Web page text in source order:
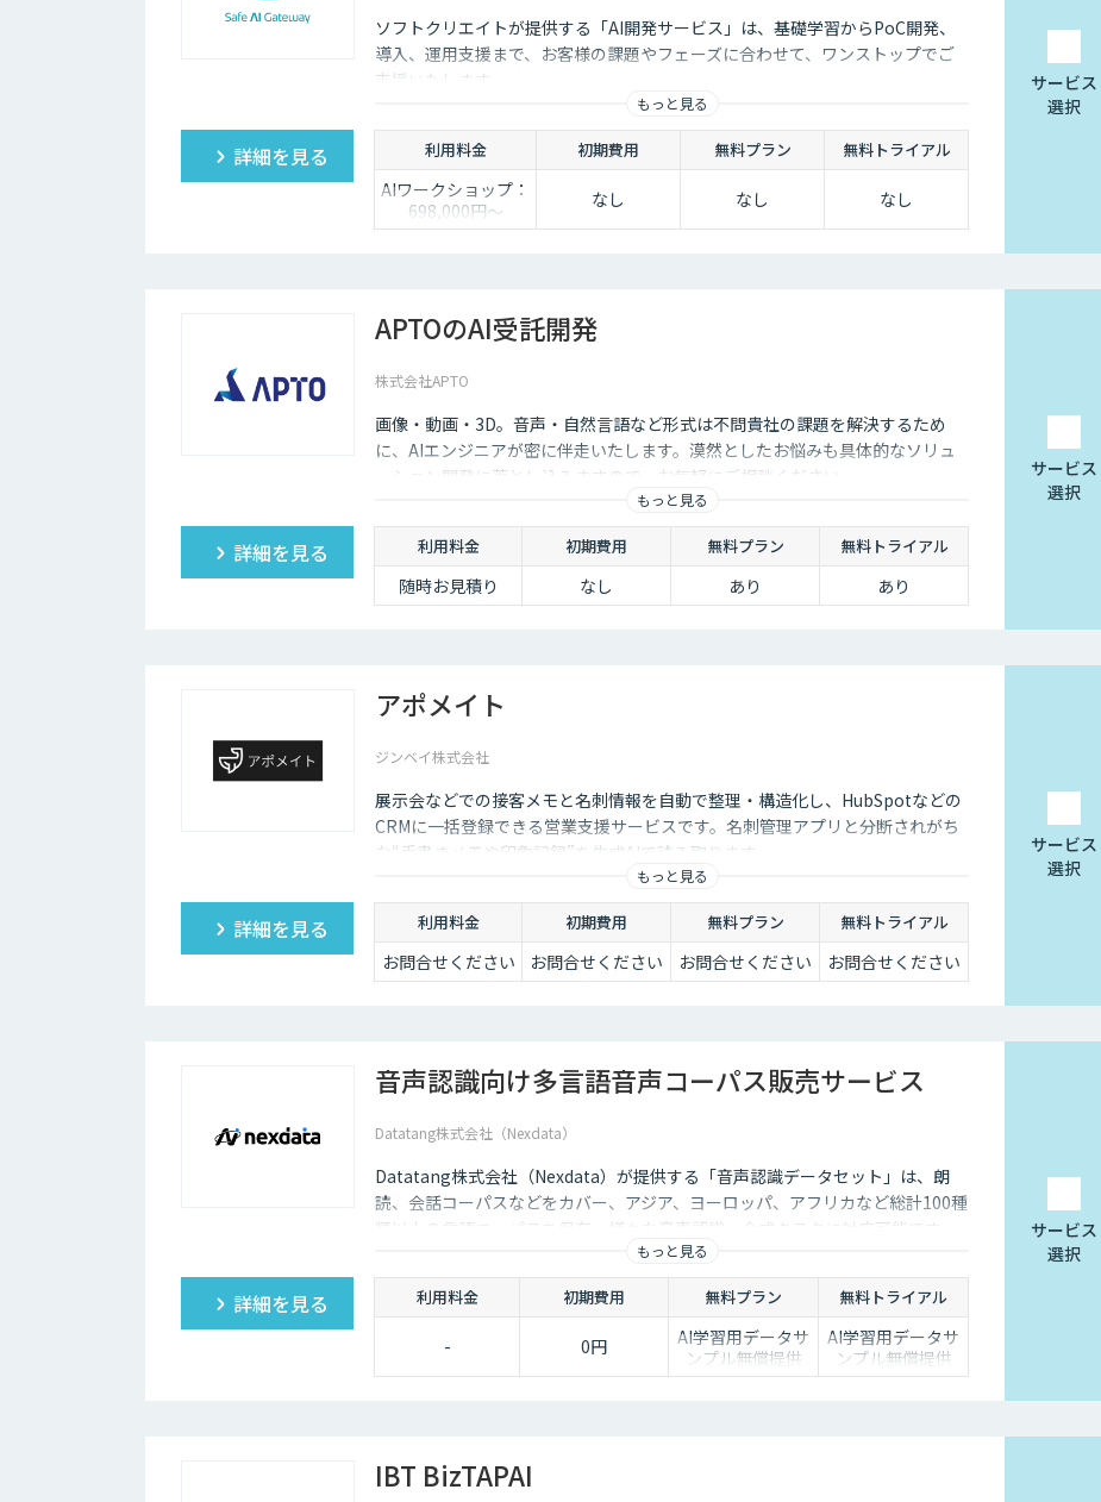
ソフトクリエイトが提供する「AI開発サービス」は、基礎学習からPoC開発、
導入、運用支援まで、お客様の課題やフェーズに合わせて、ワンストップでご
支援いたします。
もっと見る
詳細を見る 利用料金 初期費用 無料プラン 無料トライアル
AIワークショップ：
698,000円〜
PoC開発：
なし なし なし
サービス
選択
APTOのAI受託開発
株式会社APTO
画像・動画・3D。音声・自然言語など形式は不問貴社の課題を解決するため
に、AIエンジニアが密に伴走いたします。漠然としたお悩みも具体的なソリュ
ーション開発に落とし込みますので、お気軽にご相談ください。
もっと見る
詳細を見る 利用料金 初期費用 無料プラン 無料トライアル
随時お見積り なし あり あり
サービス
選択
アポメイト
ジンベイ株式会社
展示会などでの接客メモと名刺情報を自動で整理・構造化し、HubSpotなどの
CRMに一括登録できる営業支援サービスです。名刺管理アプリと分断されがち
な“手書きメモや印象記録”を生成AIで読み取ります。
もっと見る
詳細を見る 利用料金 初期費用 無料プラン 無料トライアル
お問合せください お問合せください お問合せください お問合せください
サービス
選択
音声認識向け多言語音声コーパス販売サービス
Datatang株式会社（Nexdata）
Datatang株式会社（Nexdata）が提供する「音声認識データセット」は、朗
読、会話コーパスなどをカバー、アジア、ヨーロッパ、アフリカなど総計100種
類以上の言語コーパスを保有、様々な音声認識・合成タスクに対応可能です。
もっと見る
詳細を見る 利用料金 初期費用 無料プラン 無料トライアル
- 0円
AI学習用データサ
ンプル無償提供
AI学習用データサ
ンプル無償提供
サービス
選択
IBT BizTAPAI